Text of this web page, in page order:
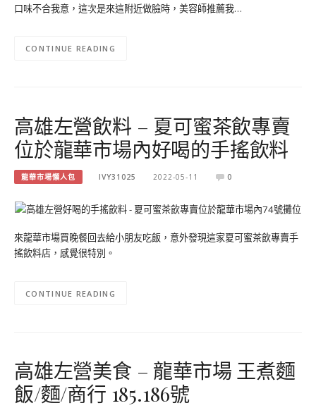
口味不合我意，這次是來這附近做臉時，美容師推薦我…
CONTINUE READING
高雄左營飲料 – 夏可蜜茶飲專賣
位於龍華市場內好喝的手搖飲料
龍華市場懶人包 IVY31025 2022-05-11 0
來龍華市場買晚餐回去給小朋友吃飯，意外發現這家夏可蜜茶飲專賣手
搖飲料店，感覺很特別。
CONTINUE READING
高雄左營美食 – 龍華市場 王煮麵
飯/麵/商行 185.186號